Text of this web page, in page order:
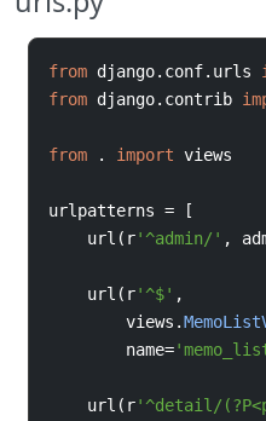
from django. conf. urls
from django. contrib
from . import views
urlpatterns =
[
    url
( r'^admin/' ,
    url
( r'^$' ,
        views
.
name=
    url
( r'^detail/